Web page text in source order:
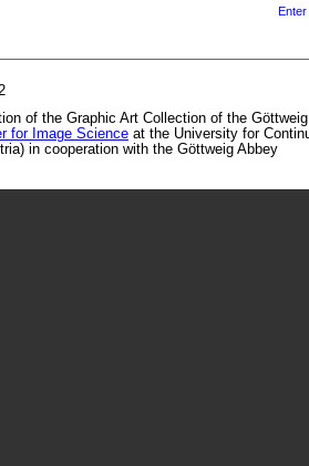
of the Graphic Art Collection of the
for Image Science at the University for
in cooperation with the Göttweig Abbey